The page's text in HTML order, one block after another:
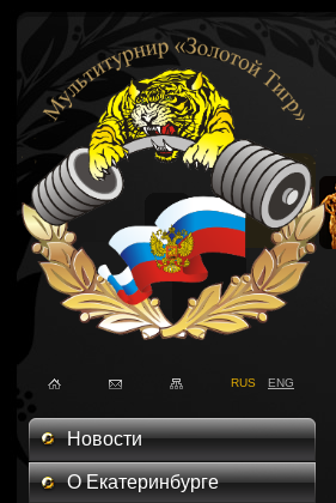
RUS ENG
Новости
О Екатеринбурге